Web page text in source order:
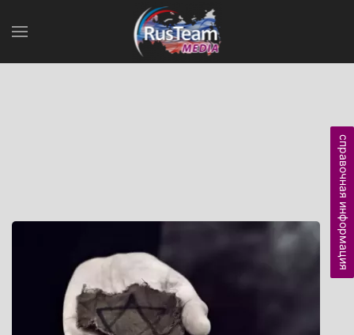
справочная информация